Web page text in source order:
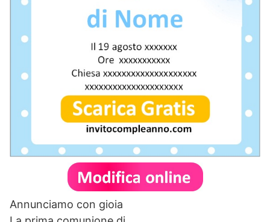
Annunciamo con gioia